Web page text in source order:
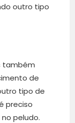
outro tipo
também
de
tipo de
preciso
peludo.